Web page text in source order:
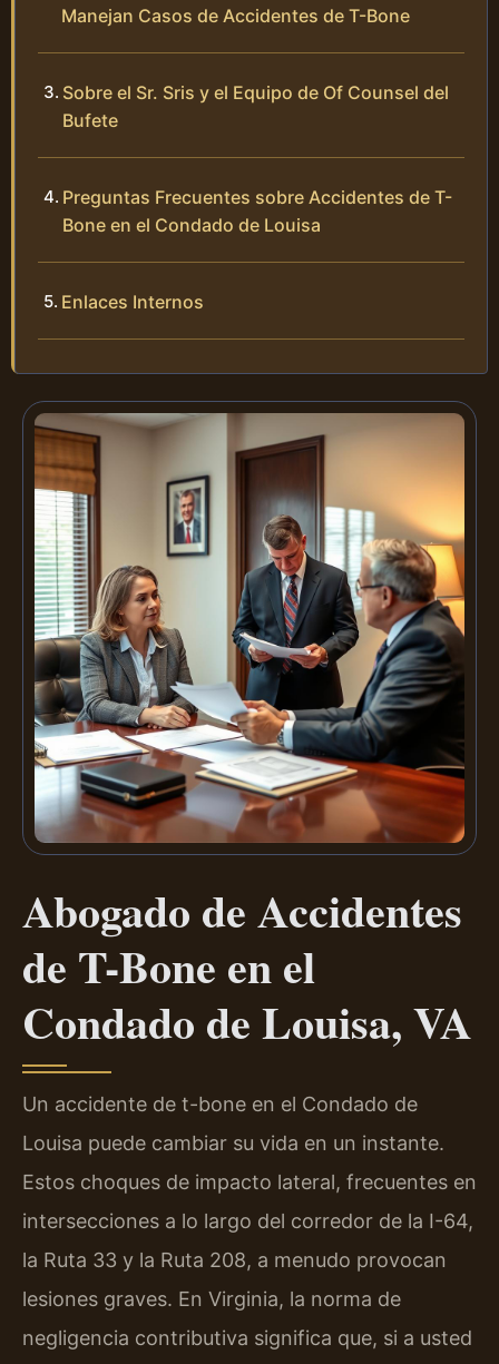
Manejan Casos de Accidentes de T-Bone
Sobre el Sr. Sris y el Equipo de Of Counsel del
Bufete
Preguntas Frecuentes sobre Accidentes de T-
Bone en el Condado de Louisa
Enlaces Internos
Abogado de Accidentes
de T-Bone en el
Condado de Louisa, VA
Un accidente de t-bone en el Condado de
Louisa puede cambiar su vida en un instante.
Estos choques de impacto lateral, frecuentes en
intersecciones a lo largo del corredor de la I-64,
la Ruta 33 y la Ruta 208, a menudo provocan
lesiones graves. En Virginia, la norma de
negligencia contributiva significa que, si a usted